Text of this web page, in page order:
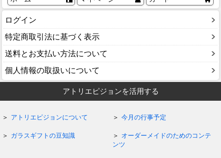
ログイン
特定商取引法に基づく表示
送料とお支払い方法について
個人情報の取扱いについて
アトリエピジョンを活用する
アトリエピジョンについて 今月の行事予定
ガラスギフトの豆知識
オーダーメイドのためのコンテ
ンツ